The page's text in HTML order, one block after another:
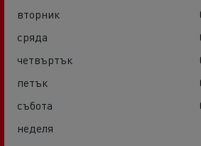
вторник
сряда
четвъртък
петък
събота
неделя